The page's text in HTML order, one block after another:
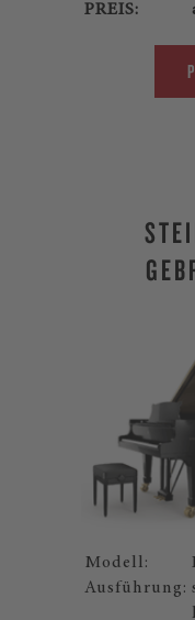
PREIS:
Modell:
Ausführung: